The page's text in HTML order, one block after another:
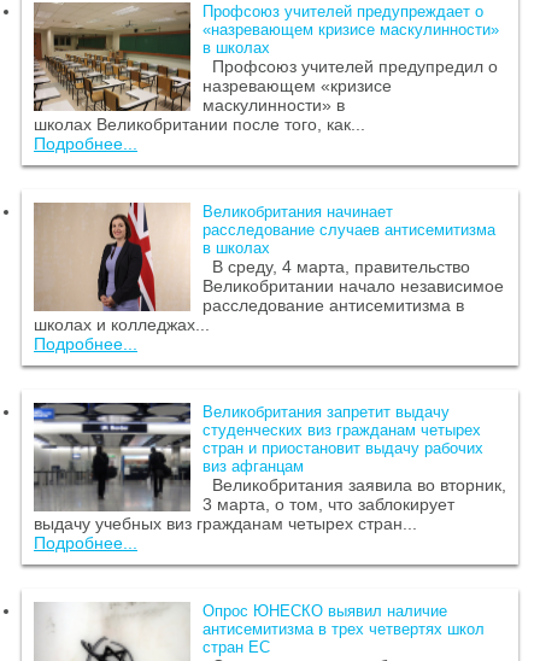
Профсоюз учителей предупреждает о
«назревающем кризисе маскулинности»
в школах
Профсоюз учителей предупредил о
назревающем «кризисе
маскулинности» в
школах Великобритании после того, как...
Подробнее...
Великобритания начинает
расследование случаев антисемитизма
в школах
В среду, 4 марта, правительство
Великобритании начало независимое
расследование антисемитизма в
школах и колледжах...
Подробнее...
Великобритания запретит выдачу
студенческих виз гражданам четырех
стран и приостановит выдачу рабочих
виз афганцам
Великобритания заявила во вторник,
3 марта, о том, что заблокирует
выдачу учебных виз гражданам четырех стран...
Подробнее...
Опрос ЮНЕСКО выявил наличие
антисемитизма в трех четвертях школ
стран ЕС